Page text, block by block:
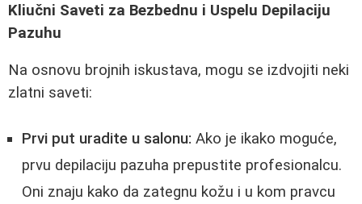
Kliučni Saveti za Bezbednu i Uspelu Depilaciju
Pazuhu
Na osnovu brojnih iskustava, mogu se izdvojiti neki
zlatni saveti:
Prvi put uradite u salonu: Ako je ikako moguće,
prvu depilaciju pazuha prepustite profesionalcu.
Oni znaju kako da zategnu kožu i u kom pravcu